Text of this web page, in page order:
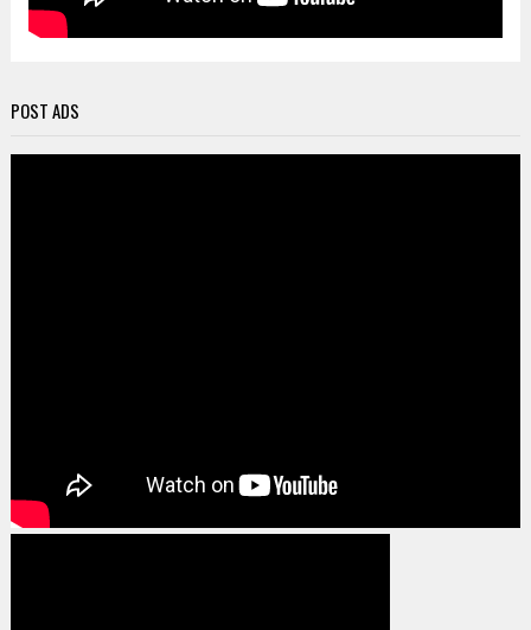
POST ADS